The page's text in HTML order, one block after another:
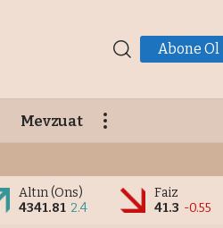
Abone Ol
Mevzuat
Altın (Ons)
4341.81 2.4
Faiz
41.3 -0.55